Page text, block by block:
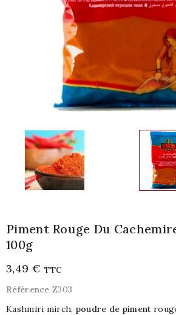
Piment Rouge Du
100g
3,49 € TTC
Référence Z303
Kashmiri mirch, poudre de piment